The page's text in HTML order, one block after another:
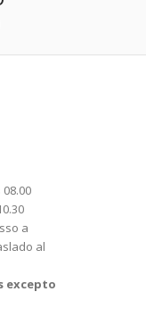
a
al
excepto